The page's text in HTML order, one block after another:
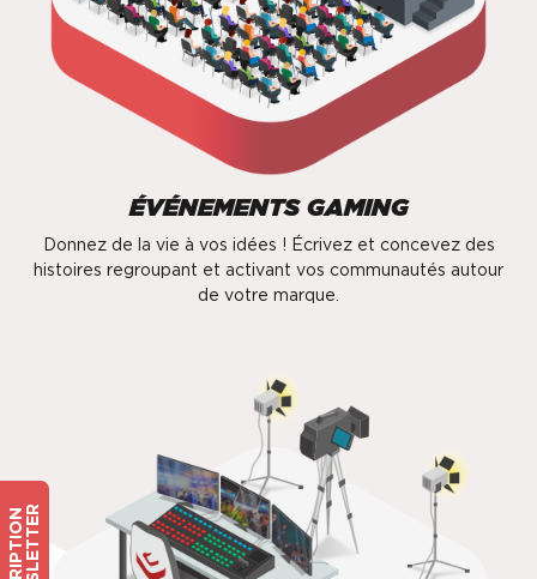
ÉVÉNEMENTS GAMING
Donnez de la vie à vos idées ! Écrivez et concevez des
histoires regroupant et activant vos communautés autour
de votre marque.